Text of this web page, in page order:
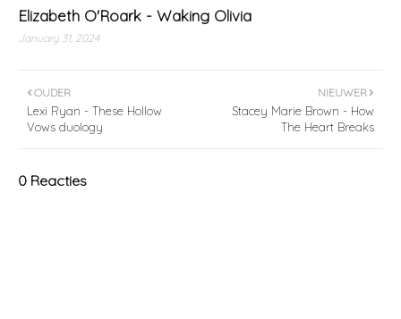
Elizabeth O'Roark - Waking Olivia
January 31, 2024
NIEUWER
Stacey Marie Brown - How
The Heart Breaks
OUDER
Lexi Ryan - These Hollow
Vows duology
0 Reacties